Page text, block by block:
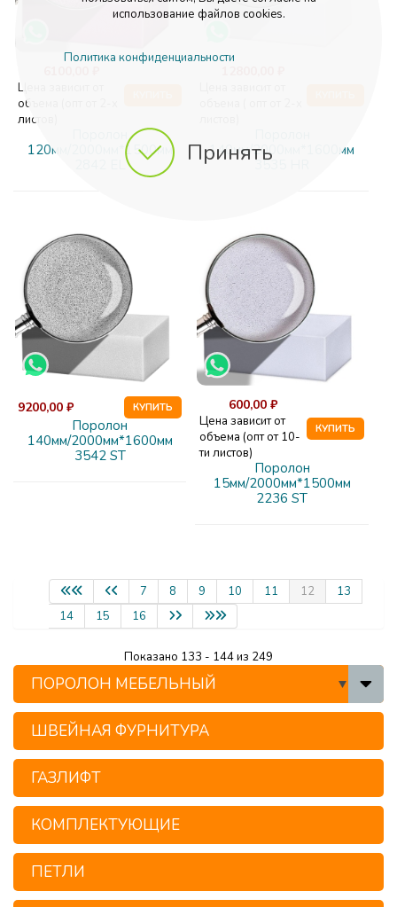
Принять
использование файлов cookies.
Политика конфиденциальности
Цена зависит от
объема (опт от 2-х
листов)
120мм/2000мм*1500мм
140мм/2000мм*1600мм
3535 HR
9200,00 ₽ КУПИТЬ
Поролон
140мм/2000мм*1600мм
3542 ST
600,00 ₽
Цена зависит от
объема (опт от 10-
ти листов)
КУПИТЬ
Поролон
15мм/2000мм*1500мм
2236 ST
7 8 9 10 11 12
13
14
15 16
Показано 133 - 144 из 249
ПОРОЛОН МЕБЕЛЬНЫЙ
ШВЕЙНАЯ ФУРНИТУРА
ГАЗЛИФТ
КОМПЛЕКТУЮЩИЕ
ПЕТЛИ